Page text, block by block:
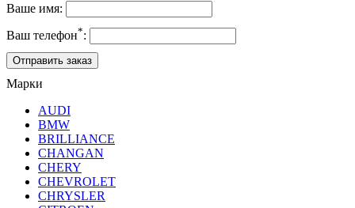
Ваше имя:
Ваш телефон*:
Марки
AUDI
BMW
BRILLIANCE
CHANGAN
CHERY
CHEVROLET
CHRYSLER